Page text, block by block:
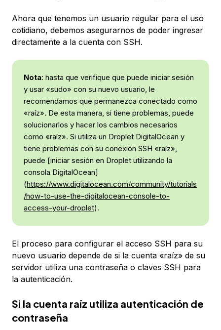
Ahora que tenemos un usuario regular para el uso
cotidiano, debemos asegurarnos de poder ingresar
directamente a la cuenta con SSH.
Nota: hasta que verifique que puede iniciar sesión
y usar «sudo» con su nuevo usuario, le
recomendamos que permanezca conectado como
«raíz». De esta manera, si tiene problemas, puede
solucionarlos y hacer los cambios necesarios
como «raíz». Si utiliza un Droplet DigitalOcean y
tiene problemas con su conexión SSH «raíz»,
puede [iniciar sesión en Droplet utilizando la
consola DigitalOcean]
(https://www.digitalocean.com/community/tutorials
/how-to-use-the-digitalocean-console-to-
access-your-droplet).
El proceso para configurar el acceso SSH para su
nuevo usuario depende de si la cuenta «raíz» de su
servidor utiliza una contraseña o claves SSH para
la autenticación.
Si la cuenta raíz utiliza autenticación de
contraseña